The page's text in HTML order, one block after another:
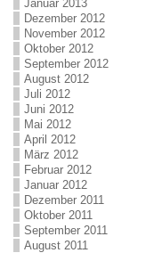
Januar 2013
Dezember 2012
November 2012
Oktober 2012
September 2012
August 2012
Juli 2012
Juni 2012
Mai 2012
April 2012
März 2012
Februar 2012
Januar 2012
Dezember 2011
Oktober 2011
September 2011
August 2011